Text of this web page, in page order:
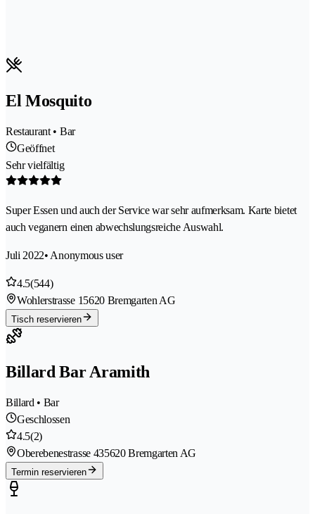
El Mosquito
Restaurant • Bar
Geöffnet
Sehr vielfältig
Super Essen und auch der Service war sehr aufmerksam. Karte bietet
auch veganern einen abwechslungsreiche Auswahl.
Juli 2022• Anonymous user
4.5(544)
Wohlerstrasse 15620 Bremgarten AG
Tisch reservieren
Billard Bar Aramith
Billard • Bar
Geschlossen
4.5(2)
Oberebenestrasse 435620 Bremgarten AG
Termin reservieren